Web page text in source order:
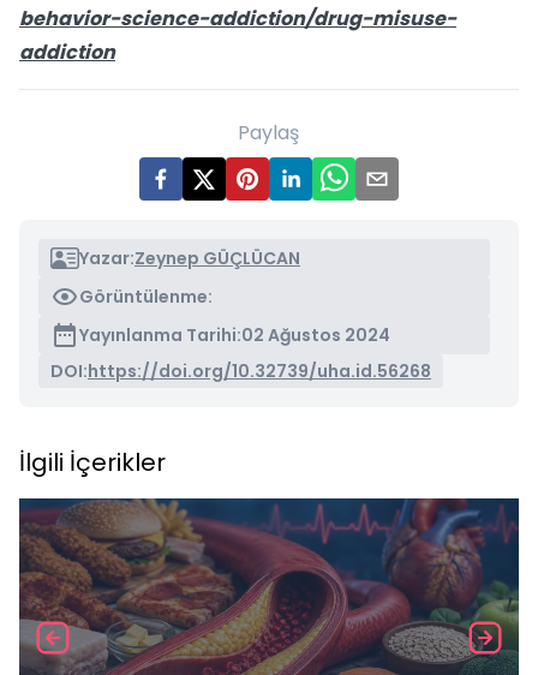
behavior-science-addiction/drug-misuse-
addiction
Paylaş
Yazar:Zeynep GÜÇLÜCAN
Görüntülenme:
Yayınlanma Tarihi:02 Ağustos 2024
DOI:https://doi.org/10.32739/uha.id.56268
İlgili İçerikler